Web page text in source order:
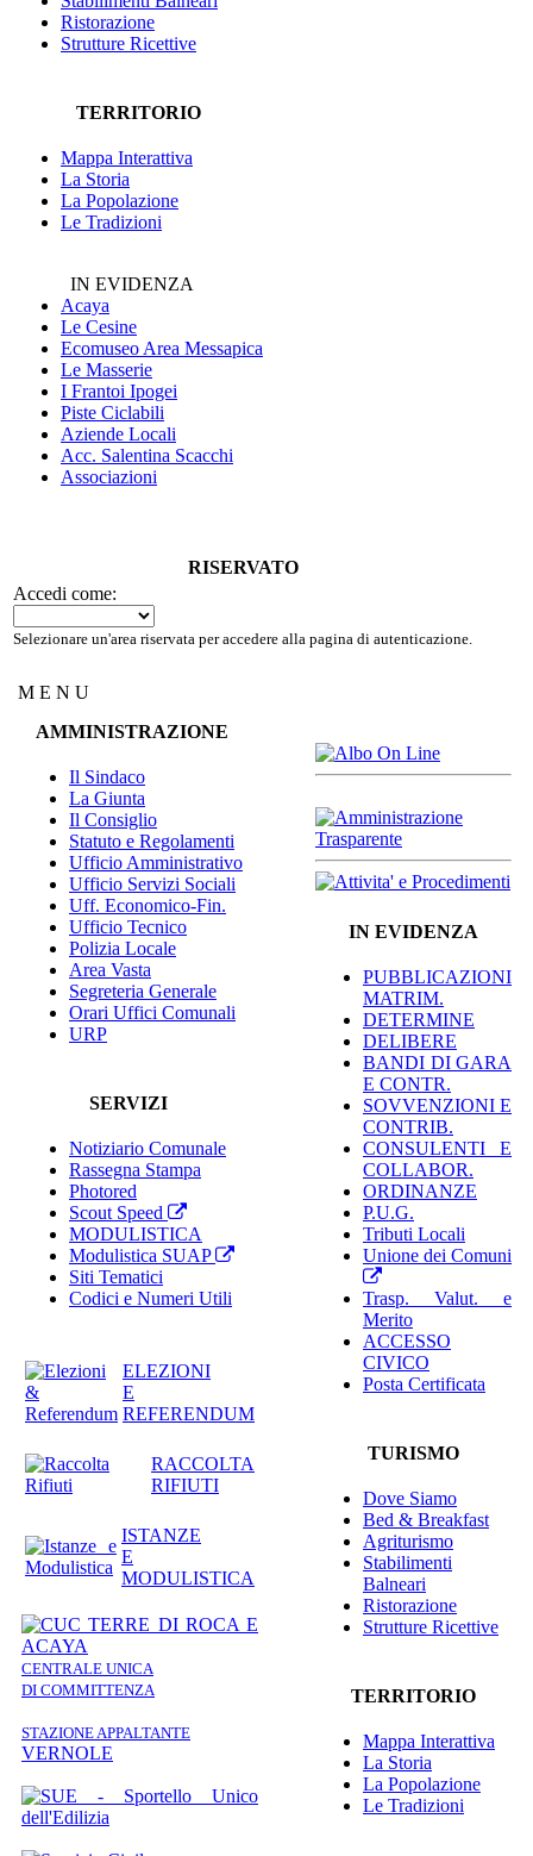
Ristorazione
Strutture Ricettive
TERRITORIO
Mappa Interattiva
La Storia
La Popolazione
Le Tradizioni
IN EVIDENZA
Acaya
Le Cesine
Ecomuseo Area Messapica
Le Masserie
I Frantoi Ipogei
Piste Ciclabili
Aziende Locali
Acc. Salentina Scacchi
Associazioni
RISERVATO
Accedi come:
Selezionare un'area riservata per accedere alla pagina di autenticazione.
M E N U
AMMINISTRAZIONE
Il Sindaco
La Giunta
Il Consiglio
Statuto e Regolamenti
Ufficio Amministrativo
Ufficio Servizi Sociali
Uff. Economico-Fin.
Ufficio Tecnico
Polizia Locale
Area Vasta
Segreteria Generale
Orari Uffici Comunali
URP
SERVIZI
Notiziario Comunale
Rassegna Stampa
Photored
Scout Speed
MODULISTICA
Modulistica SUAP
Siti Tematici
Codici e Numeri Utili
ELEZIONI
E
REFERENDUM
RACCOLTA
RIFIUTI
ISTANZE
E
MODULISTICA
CENTRALE UNICA
DI COMMITTENZA
STAZIONE APPALTANTE
VERNOLE
IN EVIDENZA
PUBBLICAZIONI
MATRIM.
DETERMINE
DELIBERE
BANDI DI GARA
E CONTR.
SOVVENZIONI E
CONTRIB.
CONSULENTI E
COLLABOR.
ORDINANZE
P.U.G.
Tributi Locali
Unione dei Comuni
Trasp. Valut. e
Merito
ACCESSO
CIVICO
Posta Certificata
TURISMO
Dove Siamo
Bed & Breakfast
Agriturismo
Stabilimenti
Balneari
Ristorazione
Strutture Ricettive
TERRITORIO
Mappa Interattiva
La Storia
La Popolazione
Le Tradizioni